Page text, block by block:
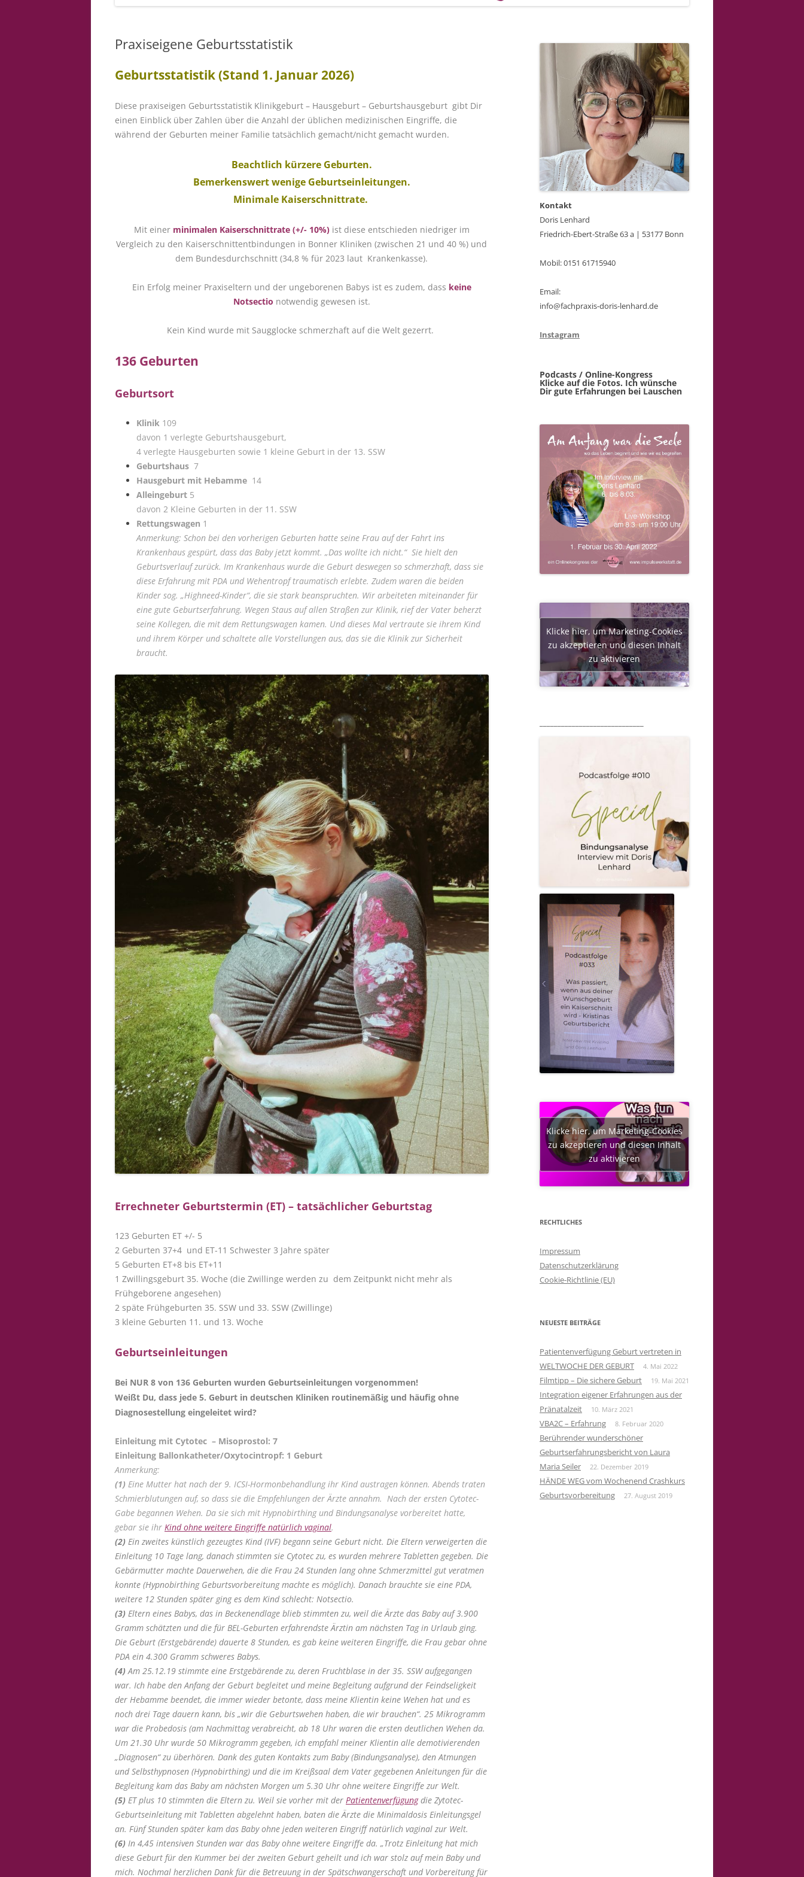
Praxiseigene Geburtsstatistik
Geburtsstatistik (Stand 1. Januar 2026)
Diese praxiseigen Geburtsstatistik Klinikgeburt – Hausgeburt – Geburtshausgeburt gibt Dir
einen Einblick über Zahlen über die Anzahl der üblichen medizinischen Eingriffe, die
während der Geburten meiner Familie tatsächlich gemacht/nicht gemacht wurden.
Beachtlich kürzere Geburten.
Bemerkenswert wenige Geburtseinleitungen.
Minimale Kaiserschnittrate.
Mit einer minimalen Kaiserschnittrate (+/- 10%) ist diese entschieden niedriger im
Vergleich zu den Kaiserschnittentbindungen in Bonner Kliniken (zwischen 21 und 40 %) und
dem Bundesdurchschnitt (34,8 % für 2023 laut Krankenkasse).
Ein Erfolg meiner Praxiseltern und der ungeborenen Babys ist es zudem, dass keine
Notsectio notwendig gewesen ist.
Kein Kind wurde mit Saugglocke schmerzhaft auf die Welt gezerrt.
136 Geburten
Geburtsort
Klinik 109
davon 1 verlegte Geburtshausgeburt,
4 verlegte Hausgeburten sowie 1 kleine Geburt in der 13. SSW
Geburtshaus 7
Hausgeburt mit Hebamme 14
Alleingeburt 5
davon 2 Kleine Geburten in der 11. SSW
Rettungswagen 1
Anmerkung: Schon bei den vorherigen Geburten hatte seine Frau auf der Fahrt ins
Krankenhaus gespürt, dass das Baby jetzt kommt. „Das wollte ich nicht.“ Sie hielt den
Geburtsverlauf zurück. Im Krankenhaus wurde die Geburt deswegen so schmerzhaft, dass sie
diese Erfahrung mit PDA und Wehentropf traumatisch erlebte. Zudem waren die beiden
Kinder sog. „Highneed-Kinder“, die sie stark beanspruchten. Wir arbeiteten miteinander für
eine gute Geburtserfahrung. Wegen Staus auf allen Straßen zur Klinik, rief der Vater beherzt
seine Kollegen, die mit dem Rettungswagen kamen. Und dieses Mal vertraute sie ihrem Kind
und ihrem Körper und schaltete alle Vorstellungen aus, das sie die Klinik zur Sicherheit
braucht.
Errechneter Geburtstermin (ET) – tatsächlicher Geburtstag
123 Geburten ET +/- 5
2 Geburten 37+4 und ET-11 Schwester 3 Jahre später
5 Geburten ET+8 bis ET+11
1 Zwillingsgeburt 35. Woche (die Zwillinge werden zu dem Zeitpunkt nicht mehr als
Frühgeborene angesehen)
2 späte Frühgeburten 35. SSW und 33. SSW (Zwillinge)
3 kleine Geburten 11. und 13. Woche
Geburtseinleitungen
Bei NUR 8 von 136 Geburten wurden Geburtseinleitungen vorgenommen!
Weißt Du, dass jede 5. Geburt in deutschen Kliniken routinemäßig und häufig ohne
Diagnosestellung eingeleitet wird?
Einleitung mit Cytotec – Misoprostol: 7
Einleitung Ballonkatheter/Oxytocintropf: 1 Geburt
Anmerkung:
(1) Eine Mutter hat nach der 9. ICSI-Hormonbehandlung ihr Kind austragen können. Abends traten
Schmierblutungen auf, so dass sie die Empfehlungen der Ärzte annahm. Nach der ersten Cytotec-
Gabe begannen Wehen. Da sie sich mit Hypnobirthing und Bindungsanalyse vorbereitet hatte,
gebar sie ihr Kind ohne weitere Eingriffe natürlich vaginal.
(2) Ein zweites künstlich gezeugtes Kind (IVF) begann seine Geburt nicht. Die Eltern verweigerten die
Einleitung 10 Tage lang, danach stimmten sie Cytotec zu, es wurden mehrere Tabletten gegeben. Die
Gebärmutter machte Dauerwehen, die die Frau 24 Stunden lang ohne Schmerzmittel gut veratmen
konnte (Hypnobirthing Geburtsvorbereitung machte es möglich). Danach brauchte sie eine PDA,
weitere 12 Stunden später ging es dem Kind schlecht: Notsectio.
(3) Eltern eines Babys, das in Beckenendlage blieb stimmten zu, weil die Ärzte das Baby auf 3.900
Gramm schätzten und die für BEL-Geburten erfahrendste Ärztin am nächsten Tag in Urlaub ging.
Die Geburt (Erstgebärende) dauerte 8 Stunden, es gab keine weiteren Eingriffe, die Frau gebar ohne
PDA ein 4.300 Gramm schweres Babys.
(4) Am 25.12.19 stimmte eine Erstgebärende zu, deren Fruchtblase in der 35. SSW aufgegangen
war. Ich habe den Anfang der Geburt begleitet und meine Begleitung aufgrund der Feindseligkeit
der Hebamme beendet, die immer wieder betonte, dass meine Klientin keine Wehen hat und es
noch drei Tage dauern kann, bis „wir die Geburtswehen haben, die wir brauchen“. 25 Mikrogramm
war die Probedosis (am Nachmittag verabreicht, ab 18 Uhr waren die ersten deutlichen Wehen da.
Um 21.30 Uhr wurde 50 Mikrogramm gegeben, ich empfahl meiner Klientin alle demotivierenden
„Diagnosen“ zu überhören. Dank des guten Kontakts zum Baby (Bindungsanalyse), den Atmungen
und Selbsthypnosen (Hypnobirthing) und die im Kreißsaal dem Vater gegebenen Anleitungen für die
Begleitung kam das Baby am nächsten Morgen um 5.30 Uhr ohne weitere Eingriffe zur Welt.
(5) ET plus 10 stimmten die Eltern zu. Weil sie vorher mit der Patientenverfügungdie Zytotec-
Geburtseinleitung mit Tabletten abgelehnt haben, baten die Ärzte die Minimaldosis Einleitungsgel
an. Fünf Stunden später kam das Baby ohne jeden weiteren Eingriff natürlich vaginal zur Welt.
(6) In 4,45 intensiven Stunden war das Baby ohne weitere Eingriffe da. „Trotz Einleitung hat mich
diese Geburt für den Kummer bei der zweiten Geburt geheilt und ich war stolz auf mein Baby und
mich. Nochmal herzlichen Dank für die Betreuung in der Spätschwangerschaft und Vorbereitung für
Kontakt
Doris Lenhard
Friedrich-Ebert-Straße 63 a | 53177 Bonn
Mobil: 0151 61715940
Email:
info@fachpraxis-doris-lenhard.de
Instagram
Podcasts / Online-Kongress
Klicke auf die Fotos. Ich wünsche
Dir gute Erfahrungen bei Lauschen
Klicke hier, um Marketing-Cookies
zu akzeptieren und diesen Inhalt
zu aktivieren
Klicke hier, um Marketing-Cookies
zu akzeptieren und diesen Inhalt
zu aktivieren
RECHTLICHES
Impressum
Datenschutzerklärung
Cookie-Richtlinie (EU)
NEUESTE BEITRÄGE
Patientenverfügung Geburt vertreten in
WELTWOCHE DER GEBURT
4. Mai 2022
Filmtipp – Die sichere Geburt 19. Mai 2021
Integration eigener Erfahrungen aus der
Pränatalzeit
10. März 2021
VBA2C – Erfahrung 8. Februar 2020
Berührender wunderschöner
Geburtserfahrungsbericht von Laura
Maria Seiler
22. Dezember 2019
HÄNDE WEG vom Wochenend Crashkurs
Geburtsvorbereitung
27. August 2019